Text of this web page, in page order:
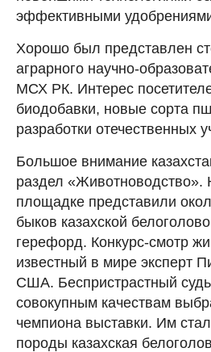
эффективными
Хорошо был представлен
аграрного научно-
МСХ РК. Интерес
биодобавки, новые сорта
разработки отечественных
Большое внимание
раздел «Животноводство».
площадке представили
быков казахской
герефорд. Конкурс-смотр
известный в мире эксперт
США. Беспристрастный
совокупным качествам
чемпиона выставки. Им
породы казахская